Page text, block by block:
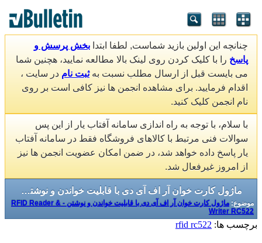
چنانچه این اولین بازید شماست, لطفا ابتدا بخش پرسش و
پاسخ را با کلیک کردن روی لینک بالا مطالعه نمایید، هچنین شما
می بایست قبل از ارسال مطلب نسبت بهثبت نام در سایت ،
اقدام فرمایید. برای مشاهده انجمن ها نیز کافی است بر روی
نام انجمن کلیک کنید.
با سلام، با توجه به راه اندازی سامانه آفتاب یار از این پس
سوالات فنی مرتبط با کالاهای فروشگاه فقط در سامانه آفتاب
یار پاسخ داده خواهد شد، در ضمن امکان عضویت انجمن ها نیز
از امروز غیرفعال شد.
ماژول کارت خوان آر اف آی دی با قابلیت خواندن و نوشتن - RFID Reader & Writer RC522
موضوع:
ماژول کارت خوان آر اف آی دی با قابلیت خواندن و نوشتن - RFID Reader &
Writer RC522
برچسب ها: rfid rc522